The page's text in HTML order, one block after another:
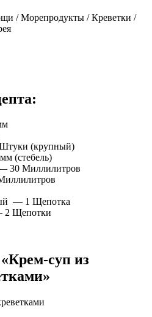
/ Морепродукты / Креветки /
(крупный)
(стебель)
30 Миллилитров
— 1 Щепотка
2 Щепотки
суп из